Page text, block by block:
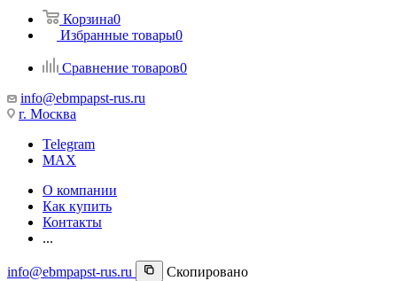
Корзина0
Избранные товары0
Сравнение товаров0
info@ebmpapst-rus.ru
г. Москва
Telegram
MAX
О компании
Как купить
Контакты
...
info@ebmpapst-rus.ru
Скопировано